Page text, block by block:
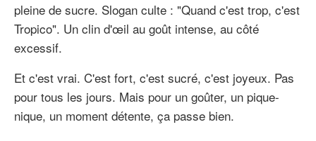
pleine de sucre. Slogan culte : "Quand c'est trop, c'est
Tropico". Un clin d'œil au goût intense, au côté
excessif.
Et c'est vrai. C'est fort, c'est sucré, c'est joyeux. Pas
pour tous les jours. Mais pour un goûter, un pique-
nique, un moment détente, ça passe bien.